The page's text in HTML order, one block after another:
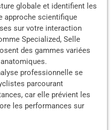
globale et identifient les
approche scientifique
sur votre interaction
Specialized, Selle
des gammes variées
professionnelle se
parcourant
car elle prévient les
les performances sur